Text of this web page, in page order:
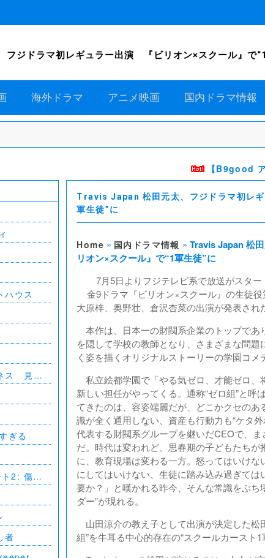
フジドラマ初レギュラー出演 『ビリオン×スクール』
海外ドラマ アニメ映画 国内ドラマ情報
【B9good
Travis Japan 松田元太、フジドラマ初レ
軍生徒”に
Home » 国内ドラマ情報 » Travis Japan 松
リオン×スクール』で“1軍生徒”に
7月5日よりフジテレビ系で放送がスタ
金9ドラマ『ビリオン×スクール』の生徒
大原梓、奥野壮、倉沢杏菜の出演が発表され
本作は、日本一の財閥系企業のトップであ
を隠して学校の教師となり、さまざまな問
く姿を描くオリジナルストーリーの学園コメ
私立絵都学園で「やる気ゼロ、才能ゼロ、
新しい担任がやってくる。通称“ゼロ組”と
てきたのは、容姿端麗だが、どこかクセの
識が全く通用しない、資産も行動力も“ケタ
代表する財閥系グループを継いだCEOで、
だ。時代は変われど、思春期の子どもたち
に、教育現場は変わる一方。怒ってはいけ
にしてはいけない、生徒に踏み込み過ぎて
要か？」と嘆かれる昨今、そんな常識をぶ
ダー”が現れる。
山田涼介の教え子として出演が決定した松
組”を牛耳る中心的存在の“スクールカースト1
ハウス
ス 見え
ぎる
2: 傷跡
者